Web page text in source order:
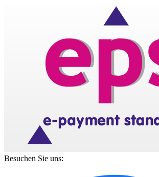
Besuchen Sie uns: